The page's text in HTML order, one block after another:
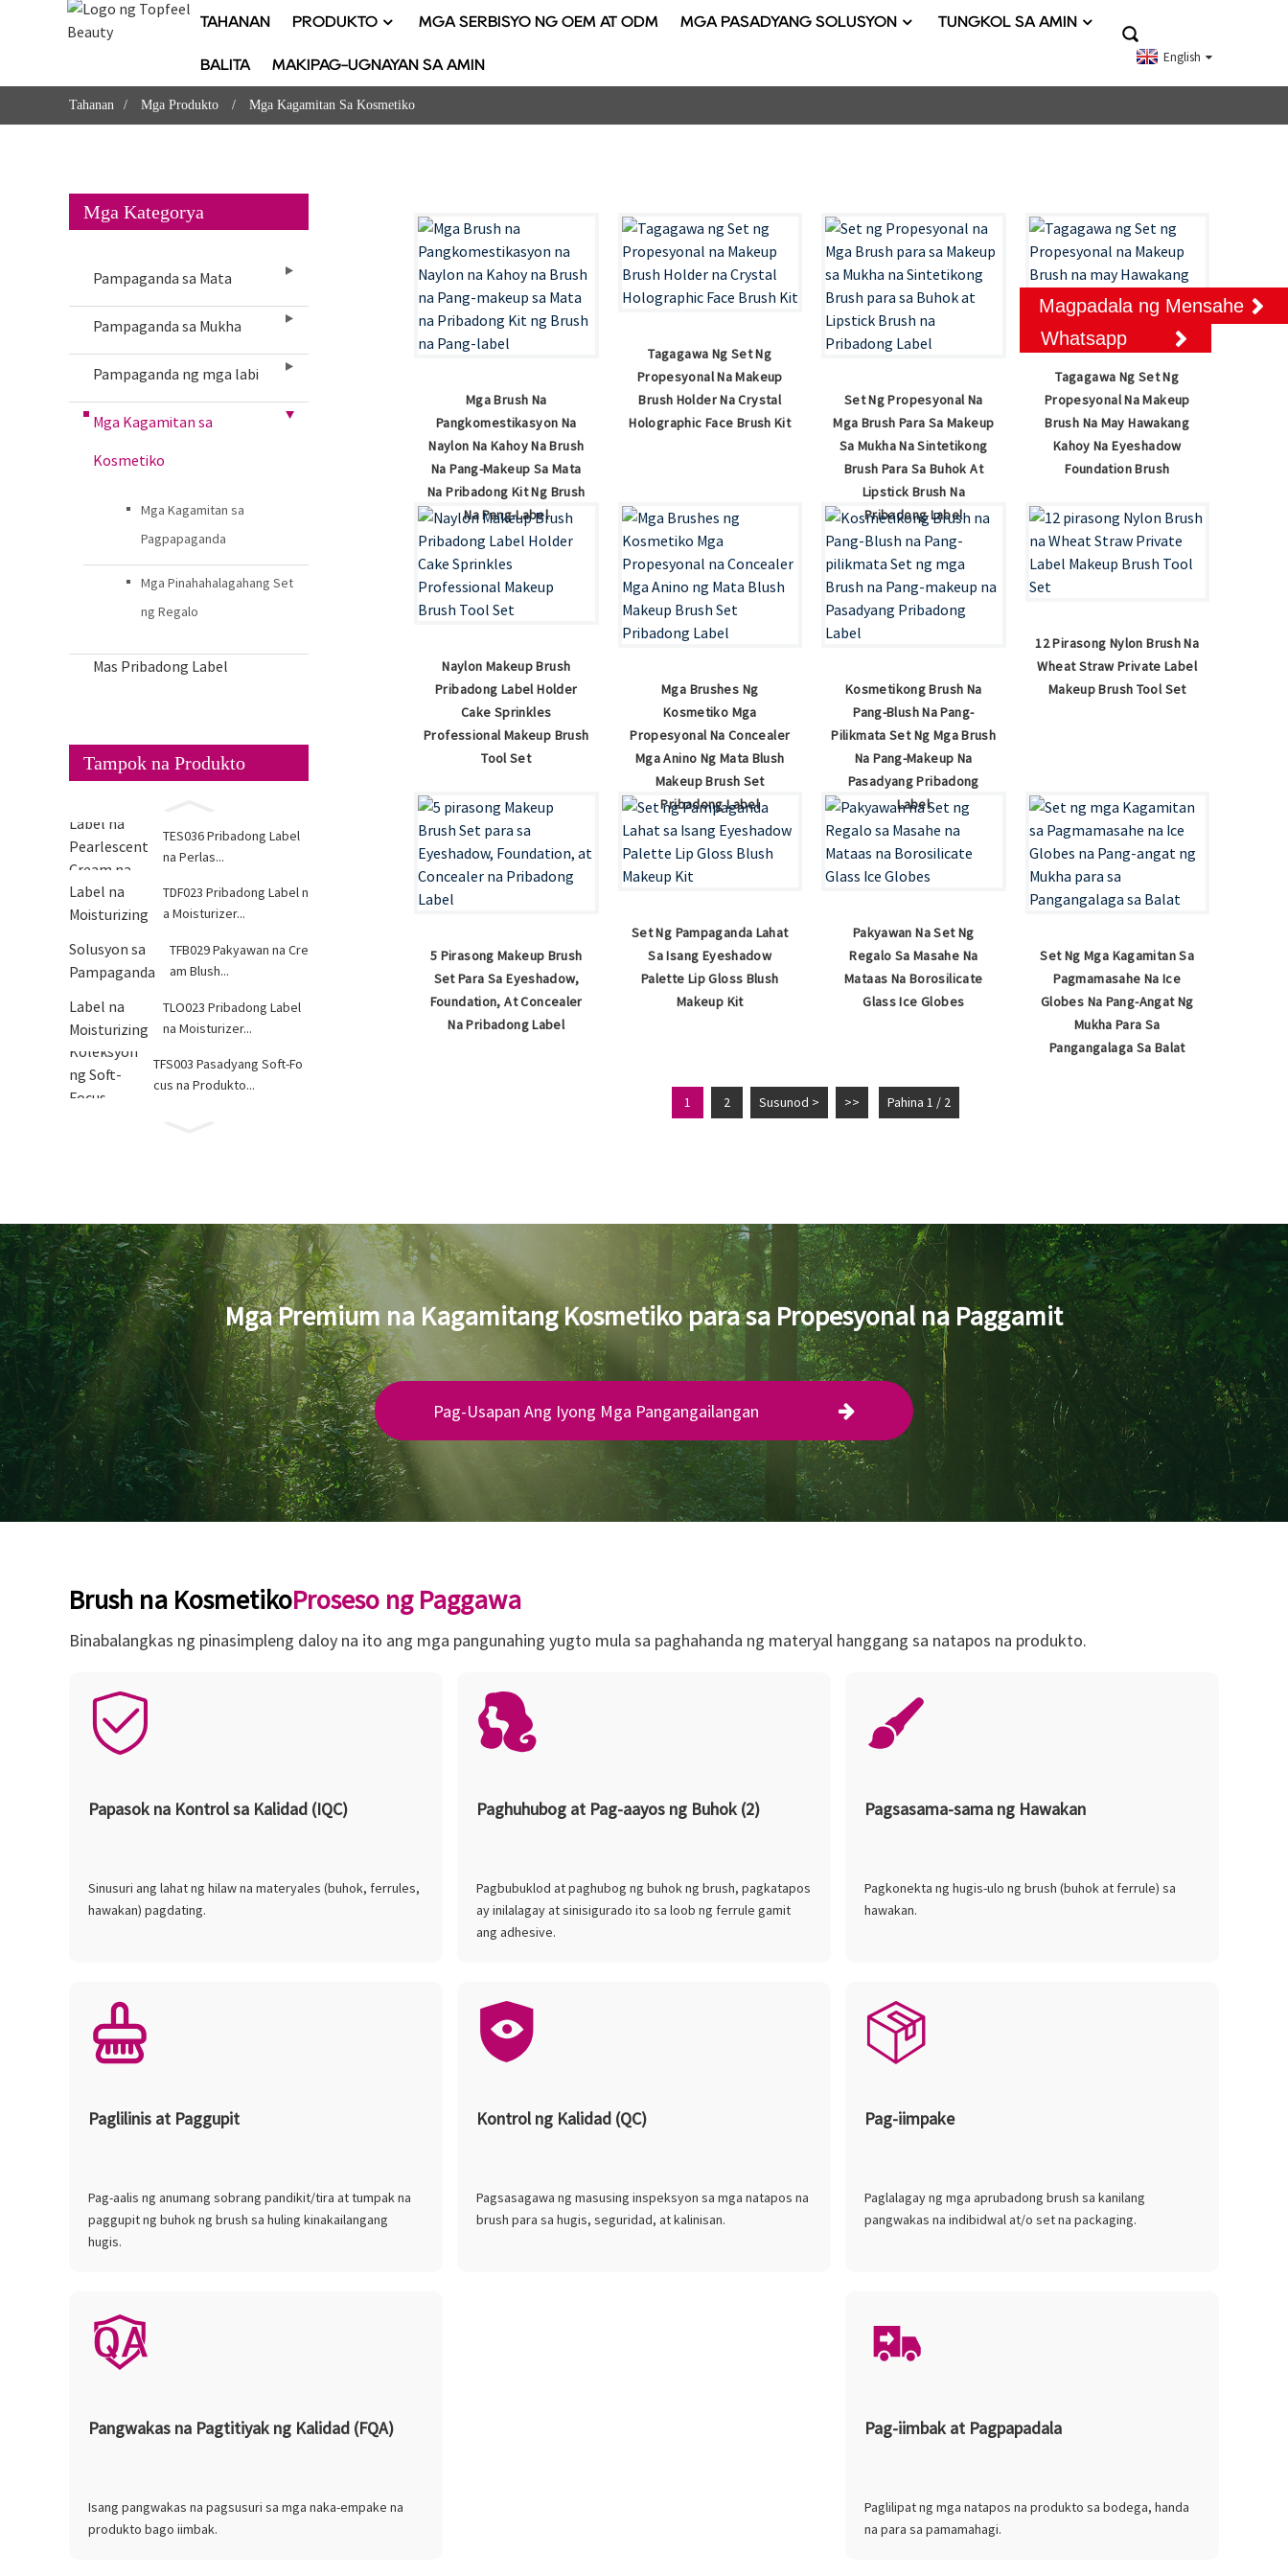
TAHANAN PRODUKTO MGA SERBISYO NG OEM AT ODM MGA PASADYANG SOLUSYON TUNGKOL SA AMIN
BALITA MAKIPAG-UGNAYAN SA AMIN English
Tahanan Mga Produkto Mga Kagamitan Sa Kosmetiko
Mga Kategorya
Pampaganda sa Mata
Pampaganda sa Mukha
Pampaganda ng mga labi
Mga Kagamitan sa
Kosmetiko
Mga Kagamitan sa
Pagpapaganda
Mga Pinahahalagahang Set
ng Regalo
Mas Pribadong Label
Tampok na Produkto
TES036 Pribadong Label
na Perlas...
TDF023 Pribadong Label n
a Moisturizer...
TFB029 Pakyawan na Cre
am Blush...
TLO023 Pribadong Label
na Moisturizer...
TFS003 Pasadyang Soft-Fo
cus na Produkto...
Mga Brush Na
Pangkomestikasyon Na
Naylon Na Kahoy Na Brush
Na Pang-Makeup Sa Mata
Na Pribadong Kit Ng Brush
Na Pang-Label
Tagagawa Ng Set Ng
Propesyonal Na Makeup
Brush Holder Na Crystal
Holographic Face Brush Kit
Set Ng Propesyonal Na
Mga Brush Para Sa Makeup
Sa Mukha Na Sintetikong
Brush Para Sa Buhok At
Lipstick Brush Na
Pribadong Label
Tagagawa Ng Set Ng
Propesyonal Na Makeup
Brush Na May Hawakang
Kahoy Na Eyeshadow
Foundation Brush
Naylon Makeup Brush
Pribadong Label Holder
Cake Sprinkles
Professional Makeup Brush
Tool Set
Mga Brushes Ng
Kosmetiko Mga
Propesyonal Na Concealer
Mga Anino Ng Mata Blush
Makeup Brush Set
Pribadong Label
Kosmetikong Brush Na
Pang-Blush Na Pang-
Pilikmata Set Ng Mga Brush
Na Pang-Makeup Na
Pasadyang Pribadong
Label
12 Pirasong Nylon Brush Na
Wheat Straw Private Label
Makeup Brush Tool Set
5 Pirasong Makeup Brush
Set Para Sa Eyeshadow,
Foundation, At Concealer
Na Pribadong Label
Set Ng Pampaganda Lahat
Sa Isang Eyeshadow
Palette Lip Gloss Blush
Makeup Kit
Pakyawan Na Set Ng
Regalo Sa Masahe Na
Mataas Na Borosilicate
Glass Ice Globes
Set Ng Mga Kagamitan Sa
Pagmamasahe Na Ice
Globes Na Pang-Angat Ng
Mukha Para Sa
Pangangalaga Sa Balat
1 2 Susunod > >> Pahina 1 / 2
Mga Premium na Kagamitang Kosmetiko para sa Propesyonal na Paggamit
Pag-Usapan Ang Iyong Mga Pangangailangan
Brush na KosmetikoProseso ng Paggawa
Binabalangkas ng pinasimpleng daloy na ito ang mga pangunahing yugto mula sa paghahanda ng materyal hanggang sa natapos na produkto.
Papasok na Kontrol sa Kalidad (IQC)
Sinusuri ang lahat ng hilaw na materyales (buhok, ferrules,
hawakan) pagdating.
Paghuhubog at Pag-aayos ng Buhok (2)
Pagbubuklod at paghubog ng buhok ng brush, pagkatapos
ay inilalagay at sinisigurado ito sa loob ng ferrule gamit
ang adhesive.
Pagsasama-sama ng Hawakan
Pagkonekta ng hugis-ulo ng brush (buhok at ferrule) sa
hawakan.
Paglilinis at Paggupit
Pag-aalis ng anumang sobrang pandikit/tira at tumpak na
paggupit ng buhok ng brush sa huling kinakailangang
hugis.
Kontrol ng Kalidad (QC)
Pagsasagawa ng masusing inspeksyon sa mga natapos na
brush para sa hugis, seguridad, at kalinisan.
Pag-iimpake
Paglalagay ng mga aprubadong brush sa kanilang
pangwakas na indibidwal at/o set na packaging.
Pangwakas na Pagtitiyak ng Kalidad (FQA)
Isang pangwakas na pagsusuri sa mga naka-empake na
produkto bago iimbak.
Pag-iimbak at Pagpapadala
Paglilipat ng mga natapos na produkto sa bodega, handa
na para sa pamamahagi.
Magpadala ng Mensahe
Whatsapp